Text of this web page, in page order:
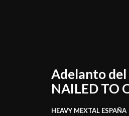
Adelanto
NAILED TO
HEAVY MEXTAL ESPAÑA